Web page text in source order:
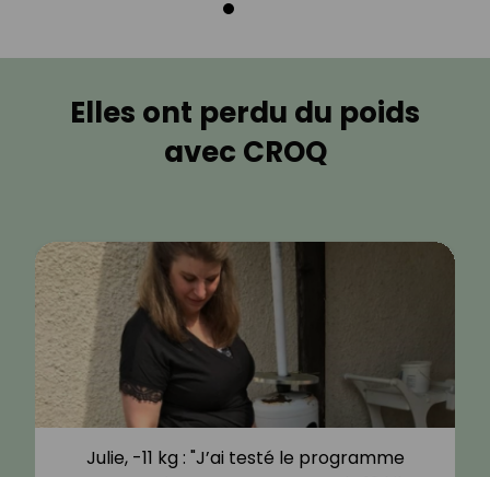
Elles ont perdu du poids
avec CROQ
Julie, -11 kg : "J’ai testé le programme